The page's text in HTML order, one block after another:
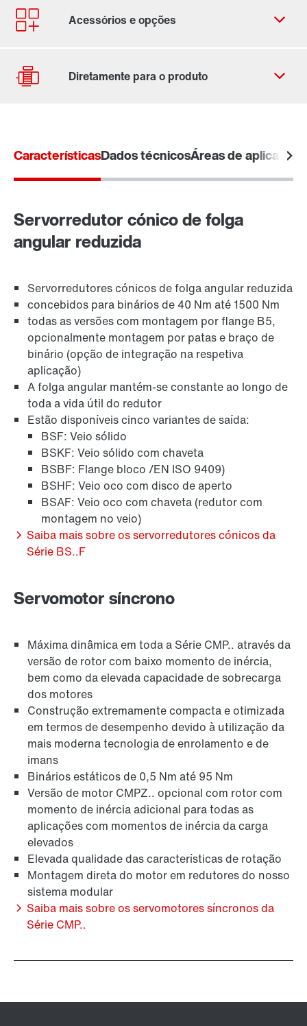
Ficha de contacto
Localizações Internacionais
Proteção de superfície e anti-corrosão
Sistemas de encoder
Configurador de produtos
Ou obter primeiro uma visão geral
CaracterísticasDados técnicosÁreas de aplicação
Servorredutor cónico de folga
angular reduzida
Servorredutores cónicos de folga angular reduzida
concebidos para binários de 40 Nm até 1500 Nm
todas as versões com montagem por flange B5,
opcionalmente montagem por patas e braço de
binário (opção de integração na respetiva
aplicação)
A folga angular mantém-se constante ao longo de
toda a vida útil do redutor
Estão disponíveis cinco variantes de saída:
BSF: Veio sólido
BSKF: Veio sólido com chaveta
BSBF: Flange bloco /EN ISO 9409)
BSHF: Veio oco com disco de aperto
BSAF: Veio oco com chaveta (redutor com
montagem no veio)
Saiba mais sobre os servorredutores cónicos da
Série BS..F
Servomotor síncrono
Máxima dinâmica em toda a Série CMP.. através da
versão de rotor com baixo momento de inércia,
bem como da elevada capacidade de sobrecarga
dos motores
Construção extremamente compacta e otimizada
em termos de desempenho devido à utilização da
mais moderna tecnologia de enrolamento e de
imans
Binários estáticos de 0,5 Nm até 95 Nm
Versão de motor CMPZ.. opcional com rotor com
momento de inércia adicional para todas as
aplicações com momentos de inércia da carga
elevados
Elevada qualidade das características de rotação
Montagem direta do motor em redutores do nosso
sistema modular
Saiba mais sobre os servomotores síncronos da
Série CMP..